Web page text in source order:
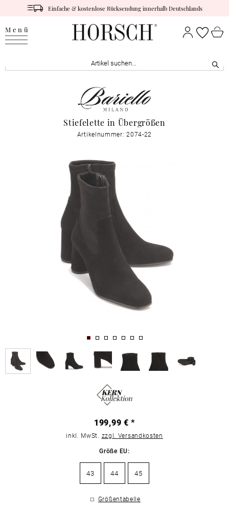
Einfache & kostenlose Rücksendung innerhalb Deutschlands
Menü
Stiefelette in Übergrößen
Artikelnummer: 2074-22
199,99 € *
inkl. MwSt. zzgl. Versandkosten
Größe EU:
43 44 45
Größentabelle